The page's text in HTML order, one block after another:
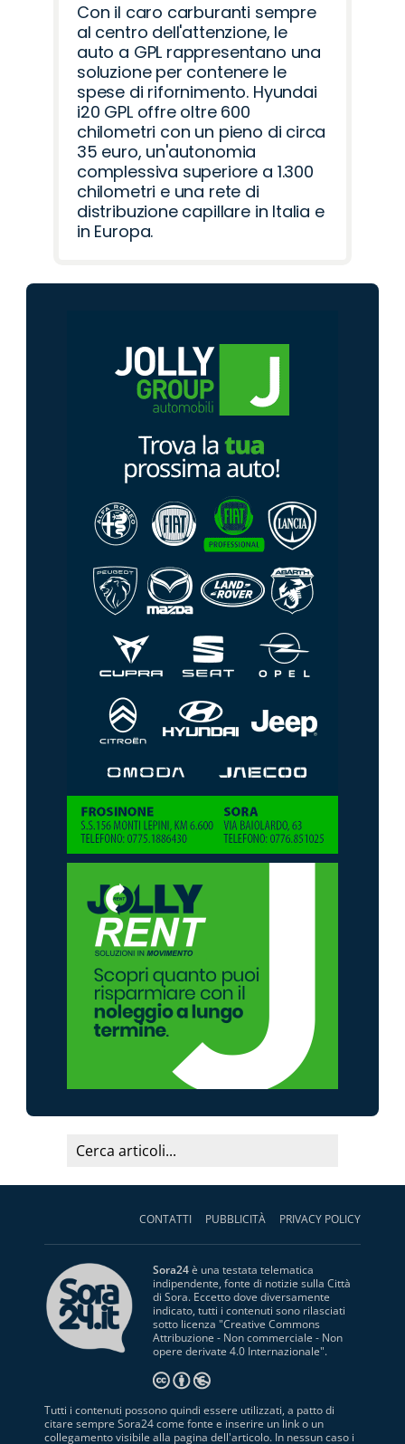
Con il caro carburanti sempre
al centro dell'attenzione, le
auto a GPL rappresentano una
soluzione per contenere le
spese di rifornimento. Hyundai
i20 GPL offre oltre 600
chilometri con un pieno di circa
35 euro, un'autonomia
complessiva superiore a 1.300
chilometri e una rete di
distribuzione capillare in Italia e
in Europa.
CONTATTI PUBBLICITÀ PRIVACY POLICY
Sora24è una testata telematica
indipendente, fonte di notizie sulla Città
di Sora. Eccetto dove diversamente
indicato, tutti i contenuti sono rilasciati
sotto licenza "Creative Commons
Attribuzione - Non commerciale - Non
opere derivate 4.0 Internazionale".
Tutti i contenuti possono quindi essere utilizzati, a patto di
citare sempre Sora24 come fonte e inserire un link o un
collegamento visibile alla pagina dell'articolo. In nessun caso i